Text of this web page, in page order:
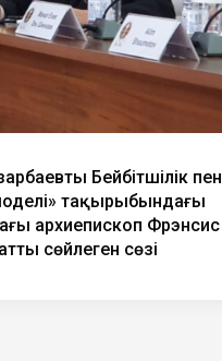
Бейбітшілік пен
тақырыбындағы
архиепископ Фрэнсис
сөйлеген сөзі